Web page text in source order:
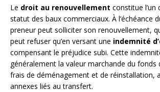
Le droit au renouvellement constitue l’un
statut des baux commerciaux. À l’échéance
preneur peut solliciter son renouvellement,
peut refuser qu’en versant une indemnité
compensant le préjudice subi. Cette
généralement la valeur marchande du fonds
frais de déménagement et de réinstallation,
annexes liés au transfert.